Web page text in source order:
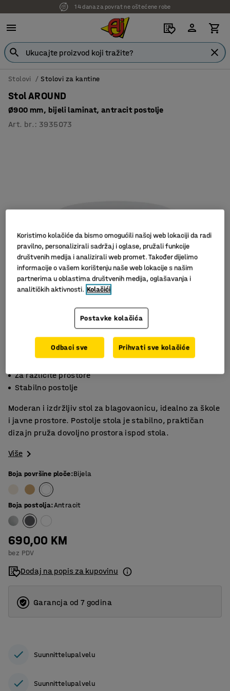
14 dana za povrat ne oštećene robe
Stolovi Stolovi za kantine
Stol AROUND
Ø900 mm, bijeli laminat, antracit postolje
Art. br. : 3935073
Slični proizvodi
Za različite prostore
Stabilno postolje
Moderan i izdržljiv stol za blagovaonicu, idealno za škole
i javne prostore. Postolje stola je stabilno, praktičan
dizajn pruža dovoljno prostora ispod stola.
Više
Boja površine ploče:Bijela
Boja postolja:Antracit
690,00 KM
bez PDV
Dodaj na popis za kupovinu
Garancja od 7 godina
Suunnittelupalvelu
Suunnittelupalvelu
Koristimo kolačiće da bismo omogućili našoj web lokaciji da radi
pravilno, personalizirali sadržaj i oglase, pružali funkcije
društvenih medija i analizirali web promet. Također dijelimo
informacije o vašem korištenju naše web lokacije s našim
partnerima u oblastima društvenih medija, oglašavanja i
analitičkih aktivnosti. Kolačići
Postavke kolačića
Odbaci sve Prihvati sve kolačiće